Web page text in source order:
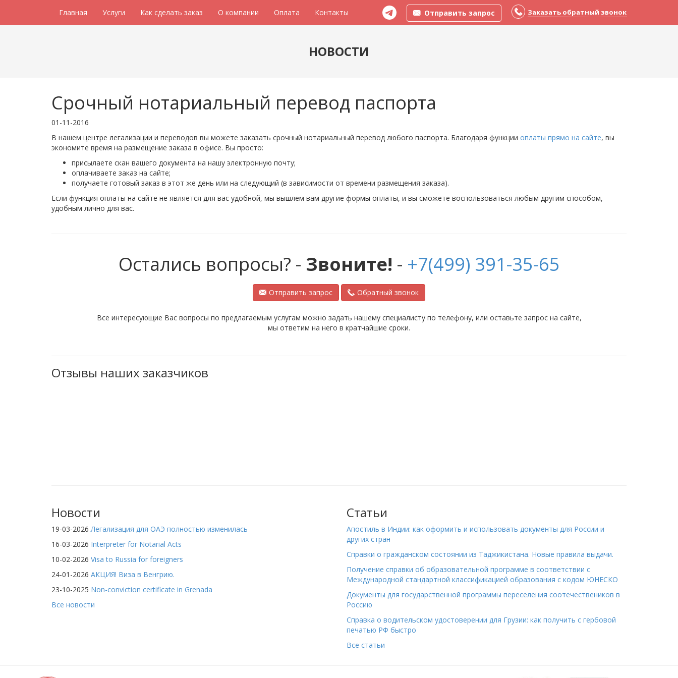
Отправить запрос Заказать обратный звонок
Главная Услуги Как сделать заказ О компании Оплата Контакты
НОВОСТИ
Срочный нотариальный перевод паспорта
01-11-2016
В нашем центре легализации и переводов вы можете заказать срочный нотариальный перевод любого паспорта. Благодаря функции оплаты прямо на сайте, вы
экономите время на размещение заказа в офисе. Вы просто:
присылаете скан вашего документа на нашу электронную почту;
оплачиваете заказ на сайте;
получаете готовый заказ в этот же день или на следующий (в зависимости от времени размещения заказа).
Если функция оплаты на сайте не является для вас удобной, мы вышлем вам другие формы оплаты, и вы сможете воспользоваться любым другим способом,
удобным лично для вас.
Остались вопросы? - Звоните! - +7(499) 391-35-65
Отправить запрос Обратный звонок
Все интересующие Вас вопросы по предлагаемым услугам можно задать нашему специалисту по телефону, или оставьте запрос на сайте,
мы ответим на него в кратчайшие сроки.
Отзывы наших заказчиков
Новости
19-03-2026 Легализация для ОАЭ полностью изменилась
16-03-2026 Interpreter for Notarial Acts
10-02-2026 Visa to Russia for foreigners
24-01-2026 АКЦИЯ! Виза в Венгрию.
23-10-2025 Non-conviction certificate in Grenada
Все новости
Статьи
Апостиль в Индии: как оформить и использовать документы для России и
других стран
Справки о гражданском состоянии из Таджикистана. Новые правила выдачи.
Получение справки об образовательной программе в соответствии с
Международной стандартной классификацией образования с кодом ЮНЕСКО
Документы для государственной программы переселения соотечествеников в
Россию
Справка о водительском удостоверении для Грузии: как получить с гербовой
печатью РФ быстро
Все статьи